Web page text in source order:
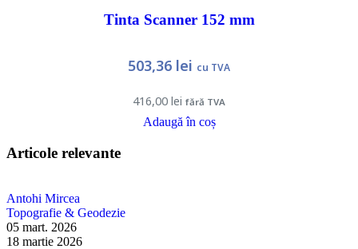
Tinta Scanner 152 mm
416,00 lei fără TVA
503,36 lei cu TVA
Adaugă în coș
Articole relevante
Antohi Mircea
Topografie & Geodezie
05 mart. 2026
18 martie 2026